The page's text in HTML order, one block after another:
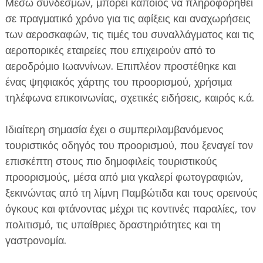
Μέσω συνδέσμων, μπορεί κάποιος να πληροφορηθεί
σε πραγματικό χρόνο για τις αφίξεις και αναχωρήσεις
των αεροσκαφών, τις τιμές του συναλλάγματος και τις
αεροπορικές εταιρείες που επιχειρούν από το
αεροδρόμιο Ιωαννίνων. Επιπλέον προστέθηκε και
ένας ψηφιακός χάρτης του προορισμού, χρήσιμα
τηλέφωνα επικοινωνίας, σχετικές ειδήσεις, καιρός κ.ά.
Ιδιαίτερη σημασία έχει ο συμπεριλαμβανόμενος
τουριστικός οδηγός του προορισμού, που ξεναγεί τον
επισκέπτη στους πιο δημοφιλείς τουριστικούς
προορισμούς, μέσα από μια γκαλερί φωτογραφιών,
ξεκινώντας από τη λίμνη Παμβώτιδα και τους ορεινούς
όγκους και φτάνοντας μέχρι τις κοντινές παραλίες, τον
πολιτισμό, τις υπαίθριες δραστηριότητες και τη
γαστρονομία.